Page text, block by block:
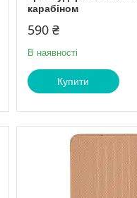
карабіном
590 ₴
В наявності
Купити